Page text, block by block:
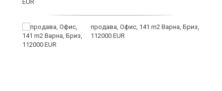
продава, Офис, 141 m2 Варна, Бриз,
112000 EUR